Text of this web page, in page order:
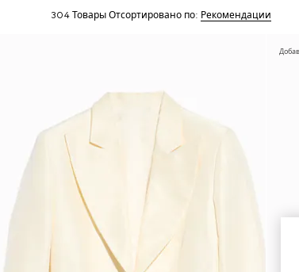
304 Товары Отсортировано по: Рекомендации